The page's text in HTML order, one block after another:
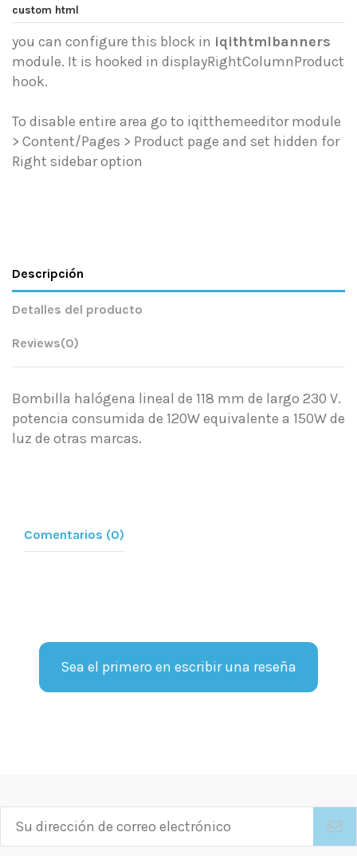
custom html
you can configure this block in iqithtmlbanners
module. It is hooked in displayRightColumnProduct
hook.
To disable entire area go to iqitthemeeditor module
> Content/Pages > Product page and set hidden for
Right sidebar option
Descripción
Detalles del producto
Reviews(0)
Bombilla halógena lineal de 118 mm de largo 230 V.
potencia consumida de 120W equivalente a 150W de
luz de otras marcas.
Comentarios (0)
Sea el primero en escribir una reseña